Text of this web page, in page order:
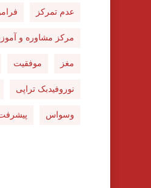
عدم تمرکز
مرکز مشاوره و
مغز موفقیت
نوروفیدبک تراپی
وسواس